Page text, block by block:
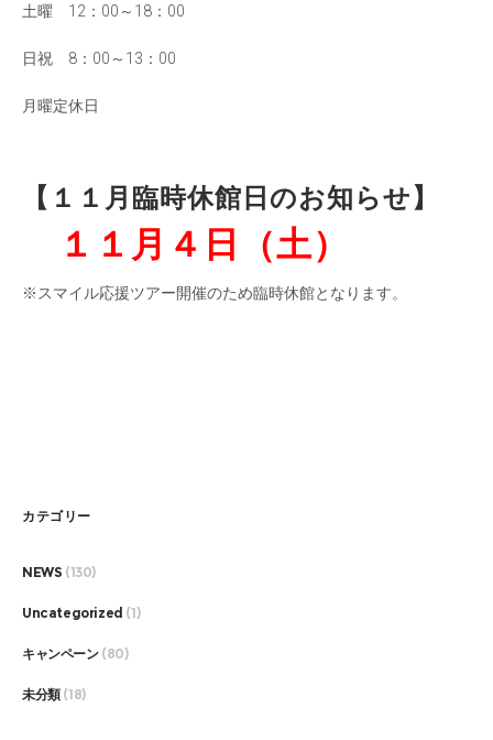
土曜 12：00～18：00
日祝 8：00～13：00
月曜定休日
【１１月臨時休館日のお知らせ】
１１月４日（土）
※スマイル応援ツアー開催のため臨時休館となります。
カテゴリー
NEWS (130)
Uncategorized (1)
キャンペーン(80)
未分類(18)